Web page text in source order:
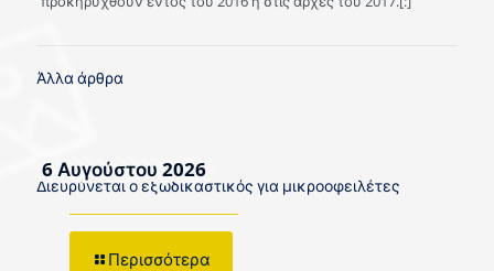
Άλλα άρθρα
6 Αυγούστου 2026
Διευρύνεται ο εξωδικαστικός για μικροοφειλέτες
Περισσότερα